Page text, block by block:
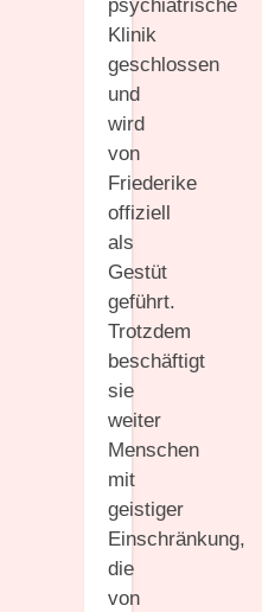
psychiatrische
Klinik
geschlossen
und
wird
von
Friederike
offiziell
als
Gestüt
geführt.
Trotzdem
beschäftigt
sie
weiter
Menschen
mit
geistiger
Einschränkung,
die
von